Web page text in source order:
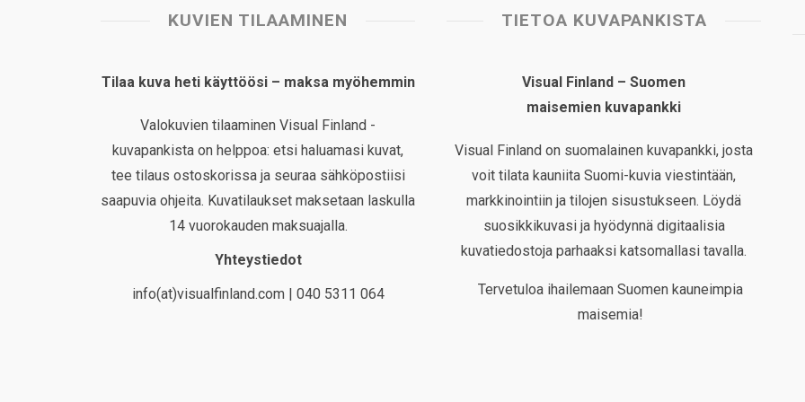
KUVIEN TILAAMINEN
Tilaa kuva heti käyttöösi – maksa myöhemmin
Valokuvien tilaaminen Visual Finland -
kuvapankista on helppoa: etsi haluamasi kuvat,
tee tilaus ostoskorissa ja seuraa sähköpostiisi
saapuvia ohjeita. Kuvatilaukset maksetaan laskulla
14 vuorokauden maksuajalla.
Yhteystiedot
info(at)visualfinland.com | 040 5311 064
TIETOA KUVAPANKISTA
Visual Finland – Suomen
maisemien kuvapankki
Visual Finland on suomalainen kuvapankki, josta
voit tilata kauniita Suomi-kuvia viestintään,
markkinointiin ja tilojen sisustukseen. Löydä
suosikkikuvasi ja hyödynnä digitaalisia
kuvatiedostoja parhaaksi katsomallasi tavalla.
Tervetuloa ihailemaan Suomen kauneimpia
maisemia!